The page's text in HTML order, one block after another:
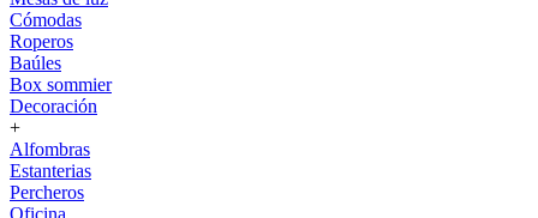
Cómodas
Roperos
Baúles
Box sommier
Decoración
+
Alfombras
Estanterias
Percheros
Oficina